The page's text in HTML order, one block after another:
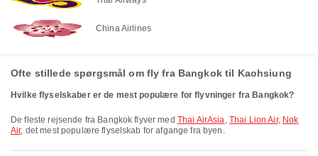
China Airlines
Ofte stillede spørgsmål om fly fra Bangkok til Kaohsiung
Hvilke flyselskaber er de mest populære for flyvninger fra Bangkok?
De fleste rejsende fra Bangkok flyver med Thai AirAsia, Thai Lion Air, Nok
Air, det mest populære flyselskab for afgange fra byen.